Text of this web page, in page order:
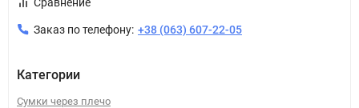
Заказ по телефону: +38 (063) 607-22-05
Категории
Сумки через плечо